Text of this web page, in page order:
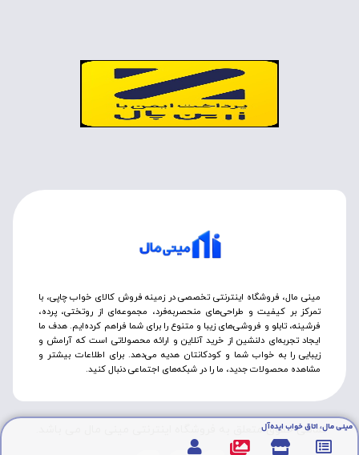
مینی مال، فروشگاه اینترنتی تخصصی در زمینه فروش کالای خواب چاپی، با
تمرکز بر کیفیت و طراحی‌های منحصربه‌فرد، مجموعه‌ای از روتختی‌، پرده،
فرشینه، تابلو و فروشی‌های زیبا و متنوع را برای شما فراهم کرده‌ایم. هدف ما
ایجاد تجربه‌ای دلنشین از خرید آنلاین و ارائه محصولاتی است که آرامش و
زیبایی را به خواب شما و کودکانتان هدیه می‌دهد. برای اطلاعات بیشتر و
مشاهده محصولات جدید، ما را در شبکه‌های اجتماعی دنبال کنید.
تمامی حقوق متعلق به فروشگاه اینترنتی مینی مال می باشد.
مینی مال، اتاق خواب ایده‌آل